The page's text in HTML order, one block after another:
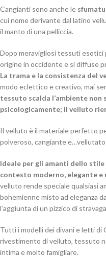
Cangianti sono anche le
cui nome derivante dal latino
il manto di una pelliccia.
Dopo meravigliosi tessuti esotici
origine in occidente e si diffuse
La trama e la consistenza del
modo eclettico e creativo, mai
tessuto scalda l’ambiente non
psicologicamente; il velluto
Il velluto è il materiale perfetto
polveroso, cangiante
Ideale per gli amanti dello
contesto moderno, elegante
velluto rende speciale qualsiasi
bohemienne misto ad eleganza
l’aggiunta di un pizzico di
Tutti i modelli dei divani e letti di
rivestimento di velluto, tessuto
intima e molto famigliare.